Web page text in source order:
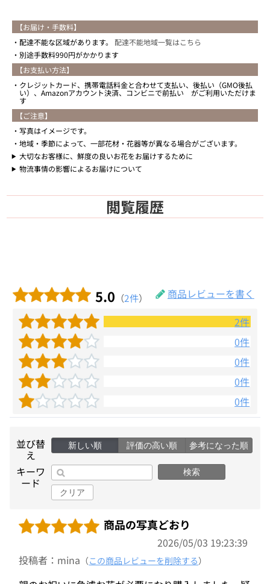
【お届け・手数料】
配達不能な区域があります。 配達不能地域一覧はこちら
別途手数料990円がかかります
【お支払い方法】
クレジットカード、携帯電話料金と合わせて支払い、後払い（GMO後払
い）、Amazonアカウント決済、コンビニで前払い がご利用いただけま
す
【ご注意】
写真はイメージです。
地域・季節によって、一部花材・花器等が異なる場合がございます。
大切なお客様に、鮮度の良いお花をお届けするために
物流事情の影響によるお届けについて
閲覧履歴
5.0 （2件）
商品レビューを書く
2件
0件
0件
0件
0件
並び替
え
新しい順 評価の高い順 参考になった順
キーワ
ード
検索
クリア
商品の写真どおり
2026/05/03 19:23:39
投稿者：mina （この商品レビューを削除する）